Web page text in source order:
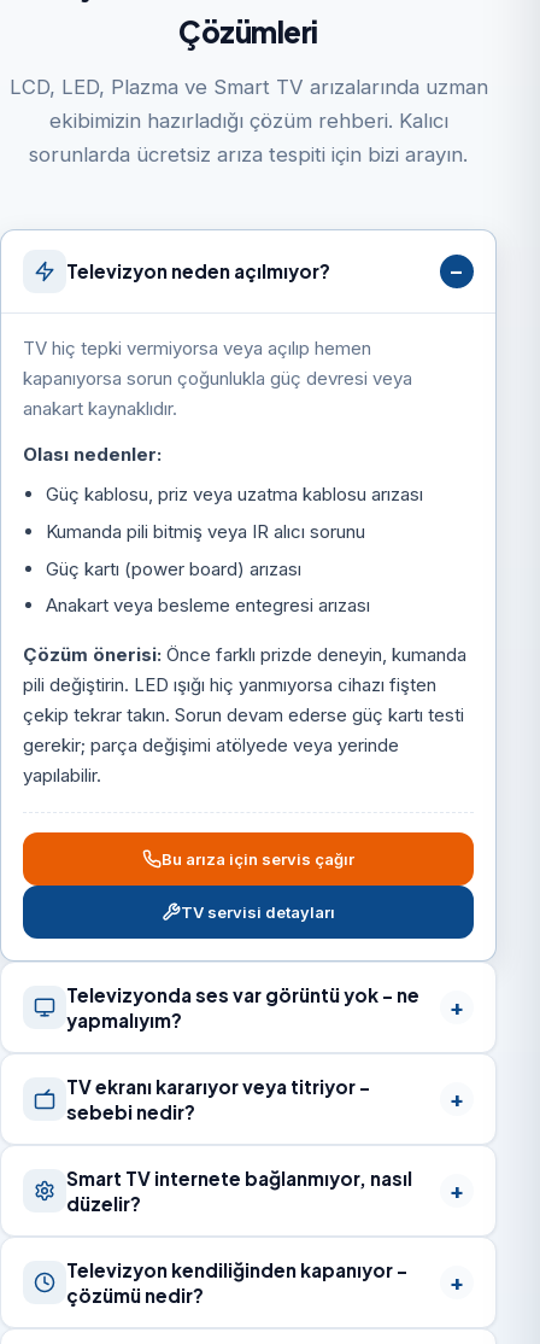
Çözümleri
LCD, LED, Plazma ve Smart TV arızalarında uzman
ekibimizin hazırladığı çözüm rehberi. Kalıcı
sorunlarda ücretsiz arıza tespiti için bizi arayın.
Televizyon neden açılmıyor?
TV hiç tepki vermiyorsa veya açılıp hemen
kapanıyorsa sorun çoğunlukla güç devresi veya
anakart kaynaklıdır.
Olası nedenler:
Güç kablosu, priz veya uzatma kablosu arızası
Kumanda pili bitmiş veya IR alıcı sorunu
Güç kartı (power board) arızası
Anakart veya besleme entegresi arızası
Çözüm önerisi: Önce farklı prizde deneyin, kumanda
pili değiştirin. LED ışığı hiç yanmıyorsa cihazı fişten
çekip tekrar takın. Sorun devam ederse güç kartı testi
gerekir; parça değişimi atölyede veya yerinde
yapılabilir.
Bu arıza için servis çağır
TV servisi detayları
Televizyonda ses var görüntü yok – ne
yapmalıyım?
TV ekranı kararıyor veya titriyor –
sebebi nedir?
Smart TV internete bağlanmıyor, nasıl
düzelir?
Televizyon kendiliğinden kapanıyor –
çözümü nedir?